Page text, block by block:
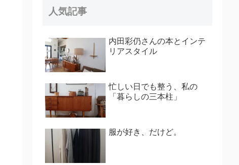
人気記事
内田彩仍さんの本とインテ
リアスタイル
忙しい日でも整う、私の
「暮らしの三本柱」
服が好き、だけど。